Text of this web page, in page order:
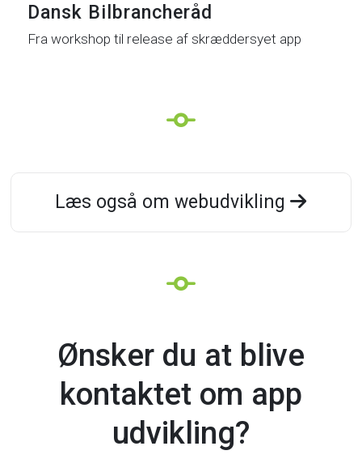
Dansk Bilbrancheråd
Fra workshop til release af skræddersyet app
Læs også om webudvikling
Ønsker du at blive
kontaktet om app
udvikling?